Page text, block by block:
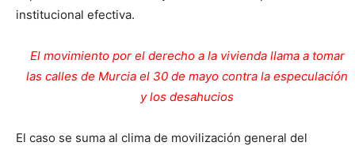
institucional efectiva.
El movimiento por el derecho a la vivienda llama a tomar
las calles de Murcia el 30 de mayo contra la especulación
y los desahucios
El caso se suma al clima de movilización general del